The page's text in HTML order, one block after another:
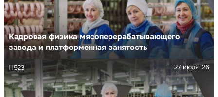
Кадровая физика мясоперерабатывающего
завода и платформенная занятость
27 июля '26
523